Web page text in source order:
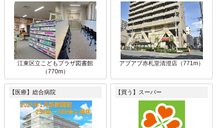
江東区立こどもプラザ図書館
（770m）
アブアブ赤札堂清澄店（771m）
【医療】総合病院 【買う】スーパー